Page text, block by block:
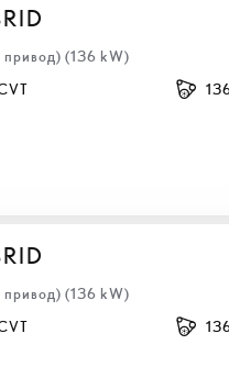
(136 kW)
(136 kW)